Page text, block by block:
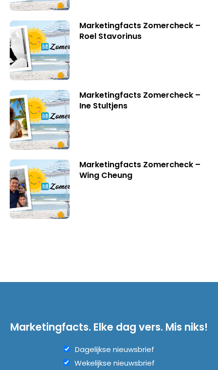
Marketingfacts Zomercheck –
Roel Stavorinus
Marketingfacts Zomercheck –
Ine Stultjens
Marketingfacts Zomercheck –
Wing Cheung
Marketingfacts. Elke dag vers. Mis niks!
Dagelijkse nieuwsbrief
Wekelijkse nieuwsbrief